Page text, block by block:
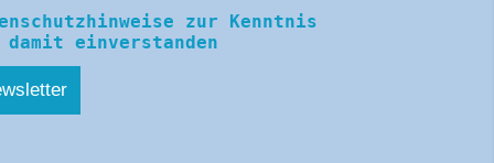
zur Kenntnis
damit einverstanden